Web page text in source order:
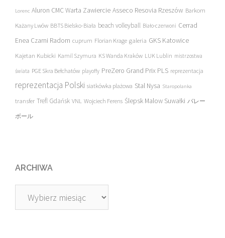
Lorenc Aluron CMC Warta Zawiercie Asseco Resovia Rzeszów Barkom
Każany Lwów BBTS Bielsko-Biała beach volleyball Biało-czerwoni Cerrad
Enea Czarni Radom cuprum Florian Krage galeria GKS Katowice
Kajetan Kubicki Kamil Szymura KS Wanda Kraków LUK Lublin mistrzostwa
świata PGE Skra Bełchatów playoffy PreZero Grand Prix PLS reprezentacja
reprezentacja Polski siatkówka plażowa Stal Nysa Staropolanka
transfer Trefl Gdańsk VNL Wojciech Ferens Ślepsk Malow Suwałki バレー
ボール
ARCHIWA
Archiwa